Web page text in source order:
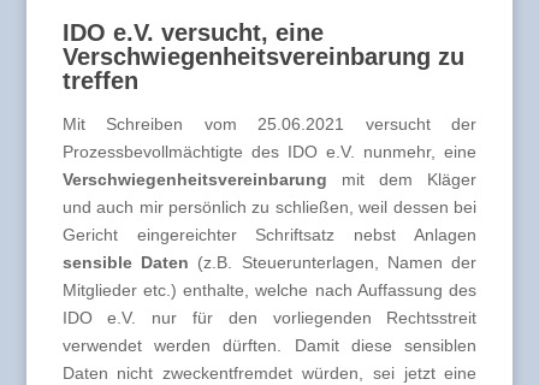
IDO e.V. versucht, eine
Verschwiegenheitsvereinbarung zu
treffen
Mit Schreiben vom 25.06.2021 versucht der
Prozessbevollmächtigte des IDO e.V. nunmehr, eine
Verschwiegenheitsvereinbarung mit dem Kläger
und auch mir persönlich zu schließen, weil dessen bei
Gericht eingereichter Schriftsatz nebst Anlagen
sensible Daten (z.B. Steuerunterlagen, Namen der
Mitglieder etc.) enthalte, welche nach Auffassung des
IDO e.V. nur für den vorliegenden Rechtsstreit
verwendet werden dürften. Damit diese sensiblen
Daten nicht zweckentfremdet würden, sei jetzt eine